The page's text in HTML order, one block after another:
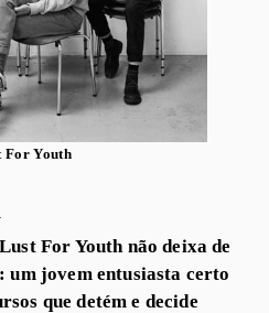
For Youth
For Youth não deixa de
um jovem entusiasta certo
que detém e decide